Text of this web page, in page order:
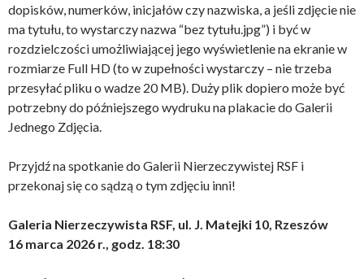
dopisków, numerków, inicjałów czy nazwiska, a jeśli zdjęcie nie
ma tytułu, to wystarczy nazwa “bez tytułu.jpg”) i być w
rozdzielczości umożliwiającej jego wyświetlenie na ekranie w
rozmiarze Full HD (to w zupełności wystarczy – nie trzeba
przesyłać pliku o wadze 20 MB). Duży plik dopiero może być
potrzebny do późniejszego wydruku na plakacie do Galerii
Jednego Zdjęcia.
Przyjdź na spotkanie do Galerii Nierzeczywistej RSF i
przekonaj się co sądzą o tym zdjęciu inni!
Galeria Nierzeczywista RSF, ul. J. Matejki 10, Rzeszów
16 marca 2026 r., godz. 18:30